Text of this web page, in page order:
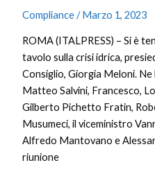
Compliance/Marzo 1, 2023
ROMA (ITALPRESS) – Si è
tavolo sulla crisi idrica,
Consiglio, Giorgia Meloni.
Matteo Salvini, Francesco,
Gilberto Pichetto Fratin,
Musumeci, il viceministro
Alfredo Mantovano e
riunione